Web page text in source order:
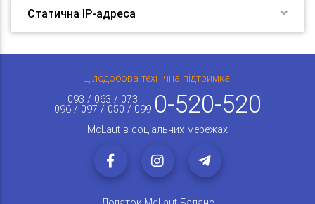
Статична IP-адреса
Цілодобова технічна підтримка:
093 / 063 / 073
096 / 097 / 050 / 099 0-520-520
McLaut в соціальних мережах